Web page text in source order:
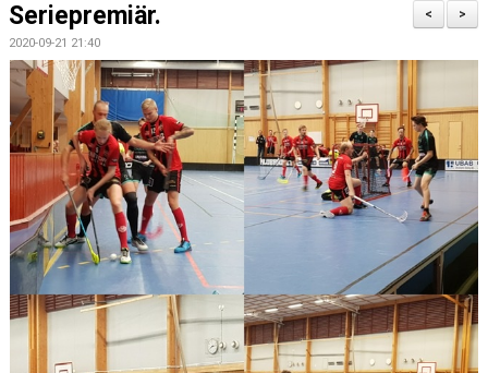
TRUPPEN
BILDGALLERI
DOKUMENT
KONTAKT
>
<
Seriepremiär.
2020-09-21 21:40